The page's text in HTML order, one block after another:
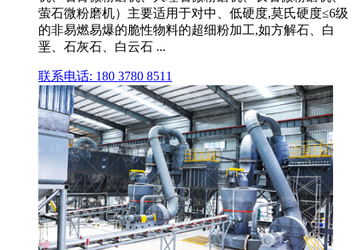
萤石微粉磨机）主要适用于对中、低硬度,莫氏硬度≤6级
的非易燃易爆的脆性物料的超细粉加工,如方解石、白
垩、石灰石、白云石 ...
联系电话: 180 3780 8511